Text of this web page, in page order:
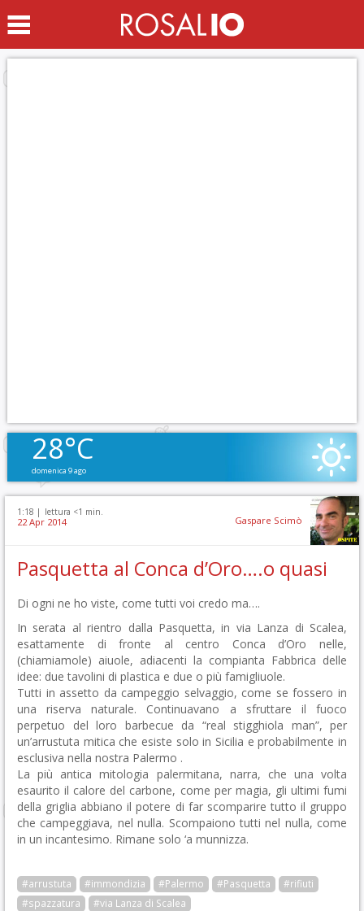
28°C
domenica 9 ago
1:18 | lettura <1 min.
22 Apr 2014 Gaspare Scimò
Pasquetta al Conca d’Oro….o quasi
Di ogni ne ho viste, come tutti voi credo ma….
In serata al rientro dalla Pasquetta, in via Lanza di Scalea,
esattamente di fronte al centro Conca d’Oro nelle,
(chiamiamole) aiuole, adiacenti la compianta Fabbrica delle
idee: due tavolini di plastica e due o più famigliuole.
Tutti in assetto da campeggio selvaggio, come se fossero in
una riserva naturale. Continuavano a sfruttare il fuoco
perpetuo del loro barbecue da “real stigghiola man”, per
un’arrustuta mitica che esiste solo in Sicilia e probabilmente in
esclusiva nella nostra Palermo .
La più antica mitologia palermitana, narra, che una volta
esaurito il calore del carbone, come per magia, gli ultimi fumi
della griglia abbiano il potere di far scomparire tutto il gruppo
che campeggiava, nel nulla. Scompaiono tutti nel nulla, come
in un incantesimo. Rimane solo ‘a munnizza.
#arrustuta #immondizia #Palermo #Pasquetta
#rifiuti
#spazzatura
#via Lanza di Scalea